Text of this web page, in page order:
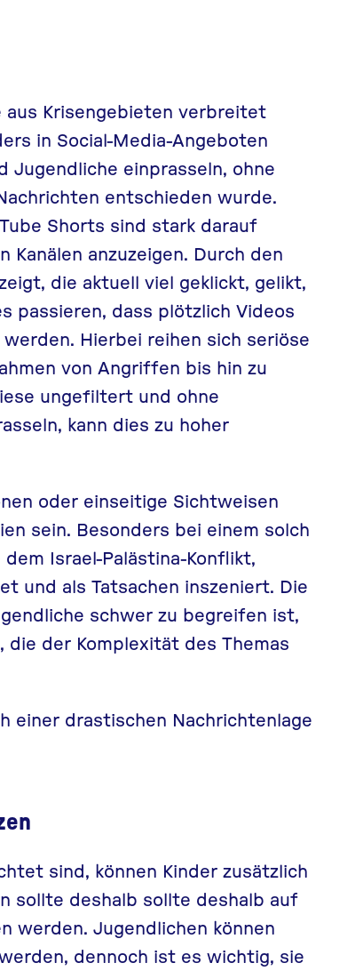
aus Krisengebieten verbreitet
in Social-Media-Angeboten
einprasseln, ohne
entschieden wurde.
Shorts sind stark darauf
anzuzeigen. Durch den
die aktuell viel geklickt, gelikt,
passieren, dass plötzlich Videos
Hierbei reihen sich seriöse
von Angriffen bis hin zu
ungefiltert und ohne
kann dies zu hoher
oder einseitige Sichtweisen
sein. Besonders bei einem solch
Israel-Palästina-Konflikt,
und als Tatsachen inszeniert. Die
schwer zu begreifen ist,
der Komplexität des Themas
einer drastischen Nachrichtenlage
sind, können Kinder zusätzlich
sollte deshalb sollte deshalb auf
werden. Jugendlichen können
dennoch ist es wichtig, sie